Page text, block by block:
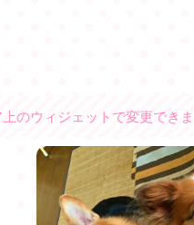
ィジェットで変更できます